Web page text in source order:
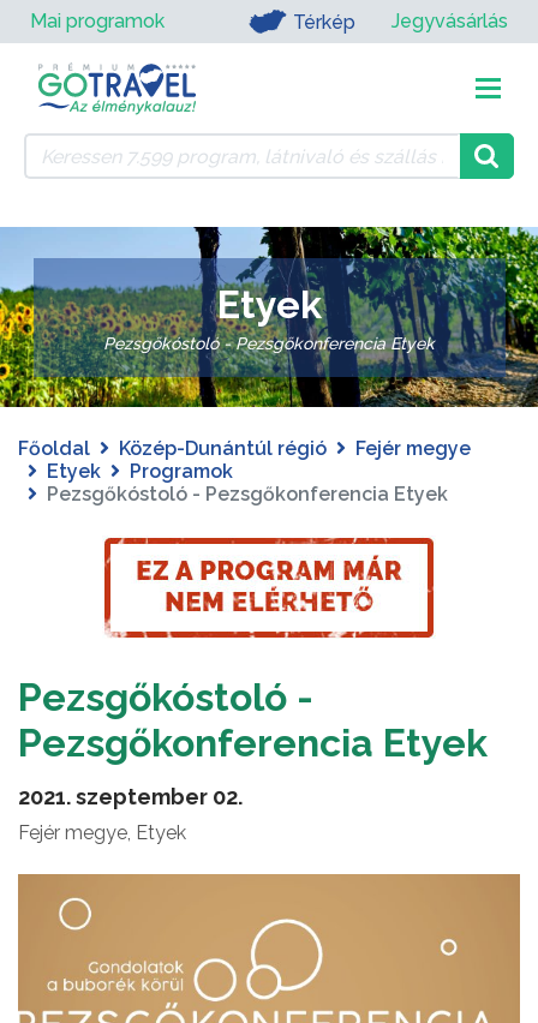
Mai programok Térkép Jegyvásárlás
Etyek
Pezsgőkóstoló - Pezsgőkonferencia Etyek
Főoldal Közép-Dunántúl régió
Fejér megye
Etyek
Programok
Pezsgőkóstoló - Pezsgőkonferencia Etyek
Pezsgőkóstoló -
Pezsgőkonferencia Etyek
2021. szeptember 02.
Fejér megye, Etyek